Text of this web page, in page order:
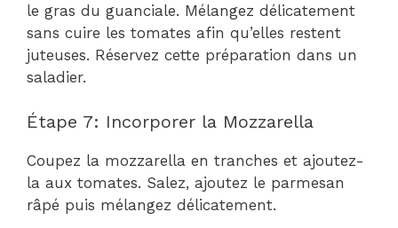
le gras du guanciale. Mélangez délicatement
sans cuire les tomates afin qu’elles restent
juteuses. Réservez cette préparation dans un
saladier.
Étape 7: Incorporer la Mozzarella
Coupez la mozzarella en tranches et ajoutez-
la aux tomates. Salez, ajoutez le parmesan
râpé puis mélangez délicatement.